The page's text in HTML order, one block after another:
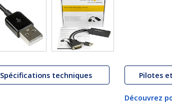
Spécifications techniques Pilotes
Découvrez